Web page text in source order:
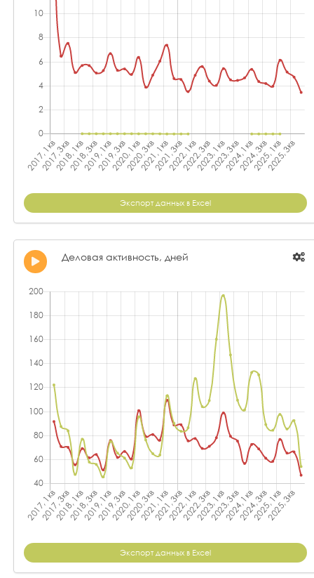
Экспорт данных в Excel
Деловая активность, дней
Экспорт данных в Excel